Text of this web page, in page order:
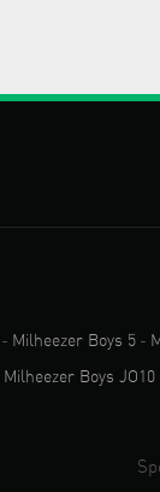
- Milheezer Boys 5 -
Milheezer Boys JO10